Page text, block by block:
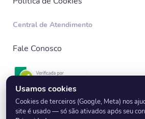
Central de Atendimento
Fale Conosco
© 2026 EnglishBay - Todos os direitos
Usamos cookies
Cookies de terceiros (Google, Meta) nos
site é usado — só são ativados após seu